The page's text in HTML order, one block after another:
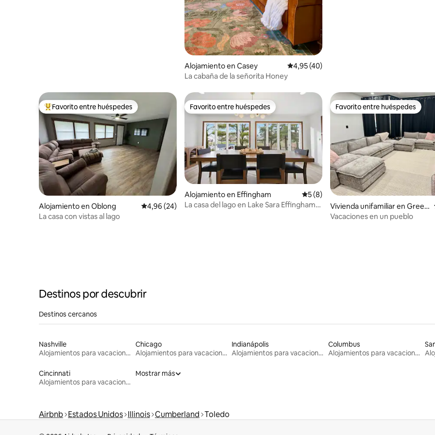
Alojamiento en Casey Calificación promedio: 4,95 de 5. 40
4,95 (40)
La cabaña de la señorita Honey
Favorito entre los huéspedes más destacados
Favorito entre huéspedes
Alojamiento en Oblong Calificación promedio: 4,96 de 5. 24 evaluaciones
4,96 (24)
La casa con vistas al lago
Favorito entre huéspedes
Favorito entre huéspedes
Alojamiento en Effingham Calificación promedio: 5 de 5. 8
5 (8)
La casa del lago en Lake Sara Effingham
Favorito entre huéspedes
Favorito entre huéspedes
Vivienda unifamiliar en Green
up
Vacaciones en un pueblo
Destinos por descubrir
Destinos cercanos
Nashville
Alojamientos para vacaciones
Chicago
Alojamientos para vacaciones
Indianápolis
Alojamientos para vacaciones
Columbus
Alojamientos para vacaciones
Cincinnati
Alojamientos para vacaciones
Mostrar más
Airbnb Estados Unidos Illinois Cumberland Toledo